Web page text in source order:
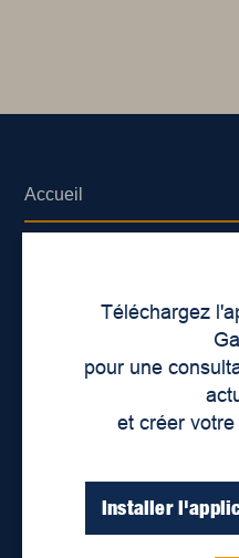
Téléchargez
pour une
et créer
Installer
Accueil
Déontologie et
Parutions numériques